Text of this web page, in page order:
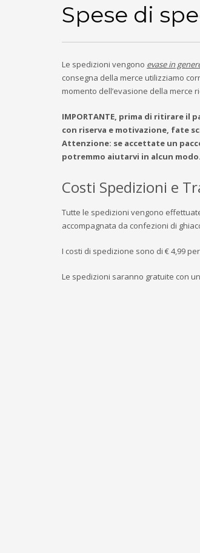
Spese di
Le spedizioni vengono evase in
consegna della merce utilizziamo
momento dell’evasione della merce
IMPORTANTE, prima di ritirare il
con riserva e motivazione, fate
Attenzione: se accettate un
potremmo aiutarvi in alcun modo.
Costi Spedizioni e
Tutte le spedizioni vengono
accompagnata da confezioni di
I costi di spedizione sono di € 4,99
Le spedizioni saranno gratuite con